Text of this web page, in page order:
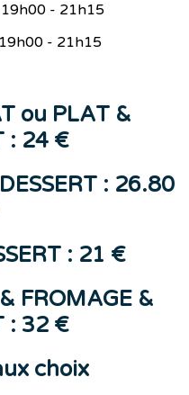
- 21h15
- 21h15
ou PLAT &
: 24 €
: 26.80
: 21 €
FROMAGE &
: 32 €
choix